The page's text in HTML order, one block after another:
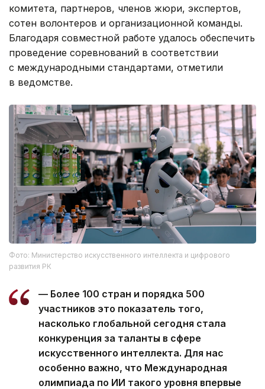
комитета, партнеров, членов жюри, экспертов,
сотен волонтеров и организационной команды.
Благодаря совместной работе удалось обеспечить
проведение соревнований в соответствии
с международными стандартами, отметили
в ведомстве.
Фото: Министерство искусственного интеллекта и цифрового
развития РК
— Более 100 стран и порядка 500
участников это показатель того,
насколько глобальной сегодня стала
конкуренция за таланты в сфере
искусственного интеллекта. Для нас
особенно важно, что Международная
олимпиада по ИИ такого уровня впервые